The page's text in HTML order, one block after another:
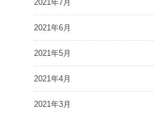
2021年7月
2021年6月
2021年5月
2021年4月
2021年3月